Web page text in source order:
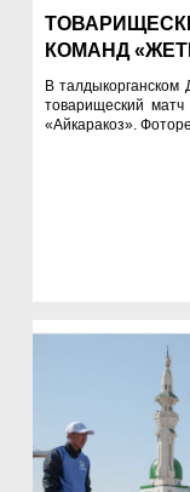
КОМАНД
В талдыкорганском
товарищеский
«Айкаракоз».